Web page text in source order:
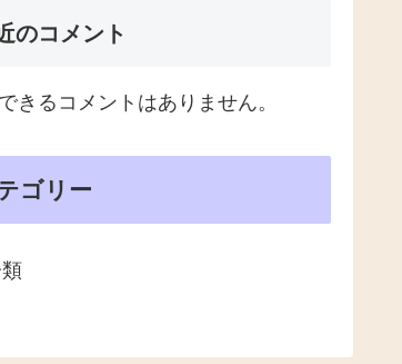
のコメント
きるコメントはありません。
ゴリー